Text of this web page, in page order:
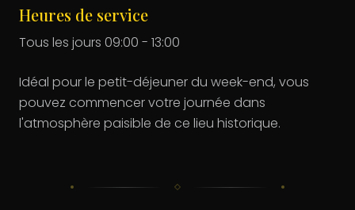
Heures de service
Tous les jours 09:00 - 13:00
Idéal pour le petit-déjeuner du week-end, vous
pouvez commencer votre journée dans
l'atmosphère paisible de ce lieu historique.